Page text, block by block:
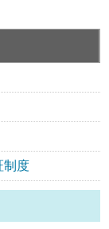
制度